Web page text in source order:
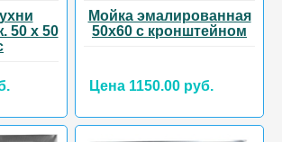
50 х 50
Мойка эмалированная
50х60 с кронштейном
Цена 1150.00 руб.